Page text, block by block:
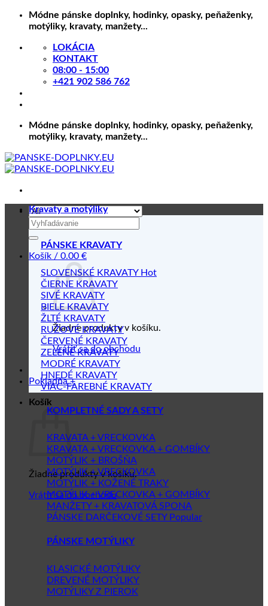
Skip
Módne pánske doplnky, hodinky, opasky, peňaženky,
motýliky, kravaty, manžety...
LOKÁCIA
KONTAKT
08:00 - 15:00
+421 902 586 762
Módne pánske doplnky, hodinky, opasky, peňaženky,
motýliky, kravaty, manžety...
Hľadať:
Košík / 0.00 €
Žiadne produkty v košíku.
Vrátiť sa do obchodu
Pokladňa +
Košík
Žiadne produkty v košíku.
Vrátiť sa do obchodu
Kravaty a motýliky
PÁNSKE KRAVATY
SLOVENSKÉ KRAVATY
ČIERNE KRAVATY
SIVÉ KRAVATY
BIELE KRAVATY
ŽLTÉ KRAVATY
RUŽOVÉ KRAVATY
ČERVENÉ KRAVATY
ZELENÉ KRAVATY
MODRÉ KRAVATY
HNEDÉ KRAVATY
VIAC-FAREBNÉ KRAVATY
KOMPLETNÉ SADY A SETY
KRAVATA + VRECKOVKA
KRAVATA + VRECKOVKA + GOMBÍKY
MOTÝLIK + BROŠŇA
MOTÝLIK + VRECKOVKA
MOTÝLIK + KOŽENÉ TRAKY
MOTÝLIK + VRECKOVKA + GOMBÍKY
MANŽETY + KRAVATOVÁ SPONA
PÁNSKE DARČEKOVÉ SETY
PÁNSKE MOTÝLIKY
KLASICKÉ MOTÝLIKY
DREVENÉ MOTÝLIKY
MOTÝLIKY Z PIEROK